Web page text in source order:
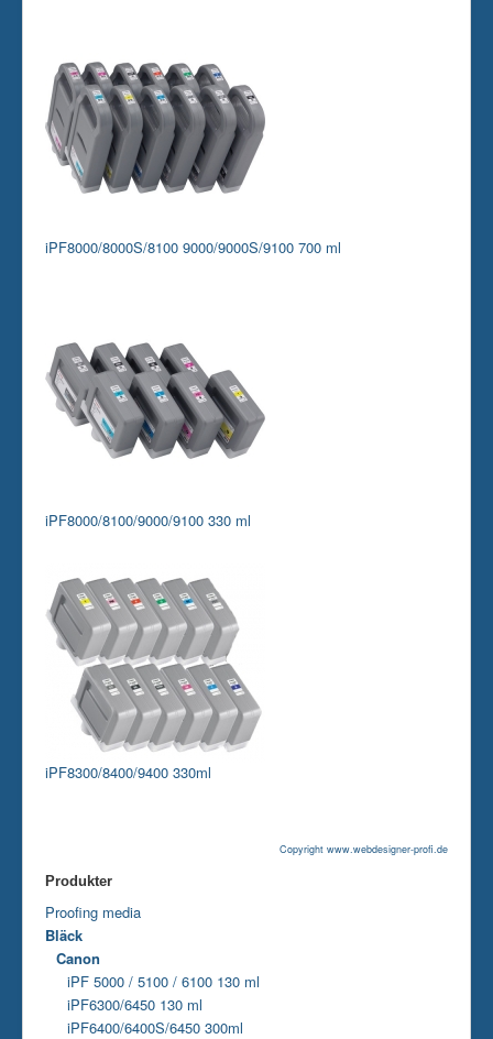
iPF8000/8000S/8100 9000/9000S/9100 700 ml
iPF8000/8100/9000/9100 330 ml
iPF8300/8400/9400 330ml
Copyright www.webdesigner-profi.de
Produkter
Proofing media
Bläck
Canon
iPF 5000 / 5100 / 6100 130 ml
iPF6300/6450 130 ml
iPF6400/6400S/6450 300ml